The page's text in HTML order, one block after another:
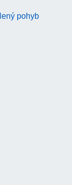
pohyb